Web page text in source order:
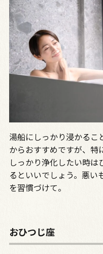
湯船にしっかり浸かるこ
からおすすめですが、特
しっかり浄化したい時
るといいでしょう。悪い
を習慣づけて。
おひつじ座